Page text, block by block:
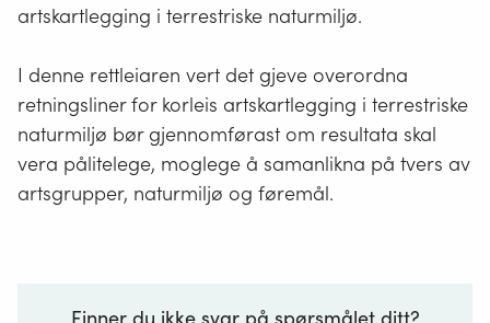
artskartlegging i terrestriske naturmiljø.
I denne rettleiaren vert det gjeve overordna
retningsliner for korleis artskartlegging i terrestriske
naturmiljø bør gjennomførast om resultata skal
vera pålitelege, moglege å samanlikna på tvers av
artsgrupper, naturmiljø og føremål.